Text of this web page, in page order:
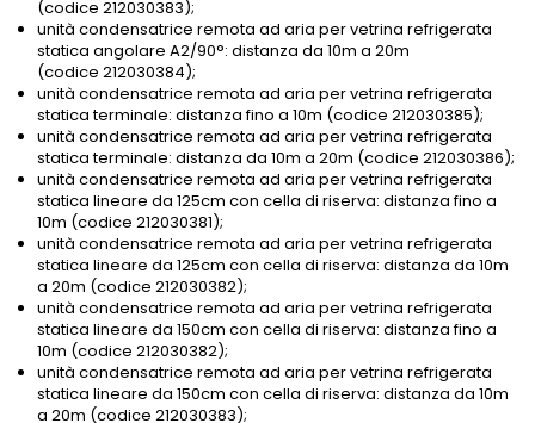
(codice 212030383);
unità condensatrice remota ad aria per vetrina refrigerata
statica angolare A2/90°: distanza da 10m a 20m
(codice 212030384);
unità condensatrice remota ad aria per vetrina refrigerata
statica terminale: distanza fino a 10m (codice 212030385);
unità condensatrice remota ad aria per vetrina refrigerata
statica terminale: distanza da 10m a 20m (codice 212030386);
unità condensatrice remota ad aria per vetrina refrigerata
statica lineare da 125cm con cella di riserva: distanza fino a
10m (codice 212030381);
unità condensatrice remota ad aria per vetrina refrigerata
statica lineare da 125cm con cella di riserva: distanza da 10m
a 20m (codice 212030382);
unità condensatrice remota ad aria per vetrina refrigerata
statica lineare da 150cm con cella di riserva: distanza fino a
10m (codice 212030382);
unità condensatrice remota ad aria per vetrina refrigerata
statica lineare da 150cm con cella di riserva: distanza da 10m
a 20m (codice 212030383);